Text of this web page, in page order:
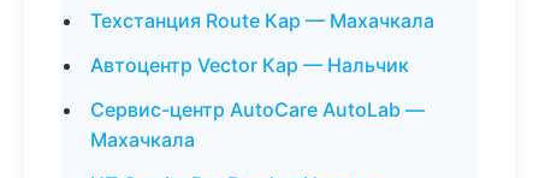
Техстанция Route Кар — Махачкала
Автоцентр Vector Кар — Нальчик
Сервис-центр AutoCare AutoLab —
Махачкала